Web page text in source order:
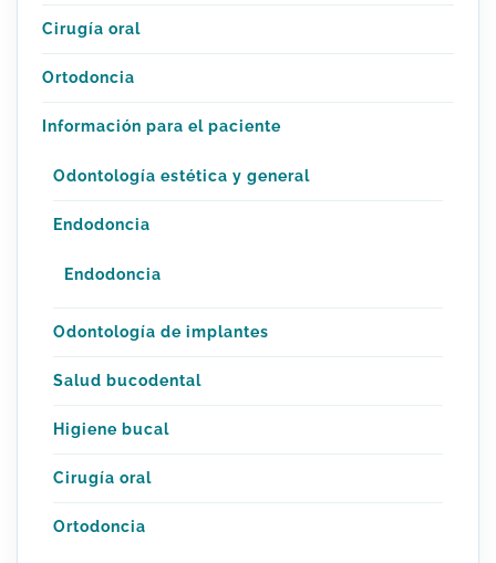
Cirugía oral
Ortodoncia
Información para el paciente
Odontología estética y general
Endodoncia
Endodoncia
Odontología de implantes
Salud bucodental
Higiene bucal
Cirugía oral
Ortodoncia